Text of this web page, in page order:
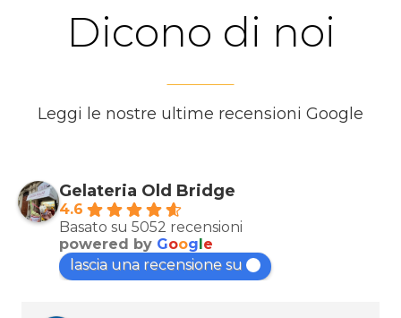
Dicono di noi
Leggi le nostre ultime recensioni Google
Gelateria Old Bridge
4.6
Basato su 5052 recensioni
powered by Google
lascia una recensione su